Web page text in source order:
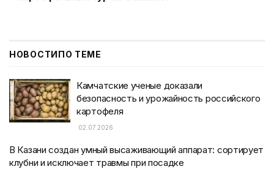
НОВОСТИПО ТЕМЕ
Камчатские ученые доказали
безопасность и урожайность российского
картофеля
02.07.2026
В Казани создан умный высаживающий аппарат: сортирует
клубни и исключает травмы при посадке